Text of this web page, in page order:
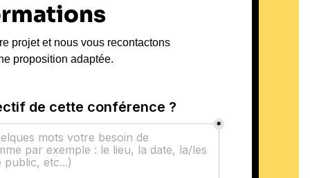
projet et nous vous recontactons
proposition adaptée.